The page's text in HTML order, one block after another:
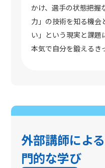
かけ、選手の状態把握
力」の技術を知る機会
い」という現実と課題
本気で自分を鍛えるき
外部講師によ
門的な学び